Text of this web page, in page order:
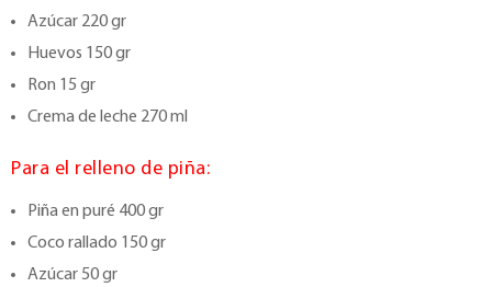
Azúcar 220 gr
Huevos 150 gr
Ron 15 gr
Crema de leche 270 ml
Para el relleno de piña:
Piña en puré 400 gr
Coco rallado 150 gr
Azúcar 50 gr